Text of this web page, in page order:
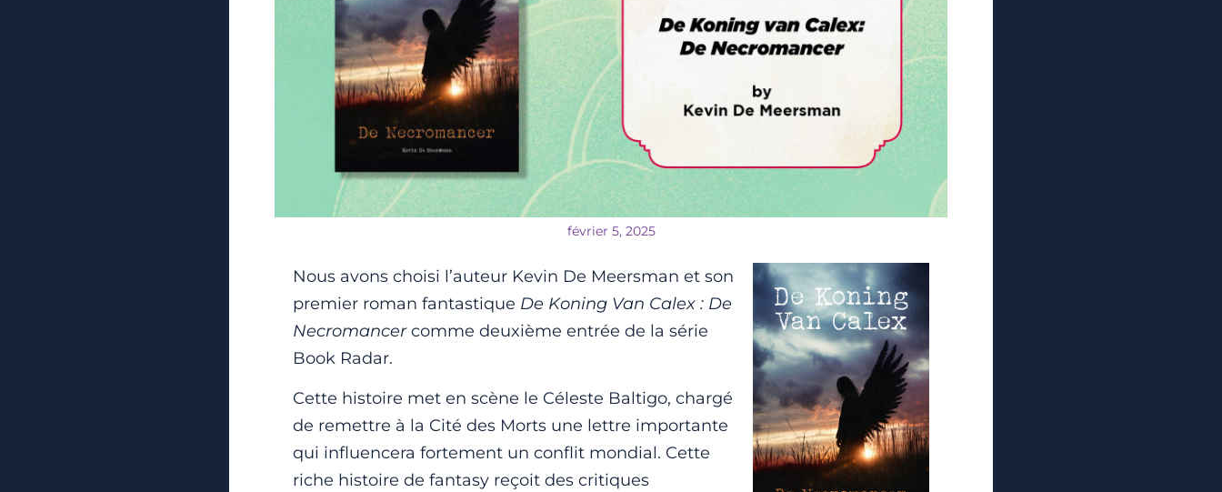
février 5, 2025
Nous avons choisi l’auteur Kevin De Meersman et son
premier roman fantastique De Koning Van Calex : De
Necromancercomme deuxième entrée de la série
Book Radar.
Cette histoire met en scène le Céleste Baltigo, chargé
de remettre à la Cité des Morts une lettre importante
qui influencera fortement un conflit mondial. Cette
riche histoire de fantasy reçoit des critiques